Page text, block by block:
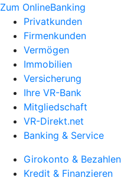
Zum OnlineBanking
Privatkunden
Firmenkunden
Vermögen
Immobilien
Versicherung
Ihre VR-Bank
Mitgliedschaft
VR-Direkt.net
Banking & Service
Girokonto & Bezahlen
Kredit & Finanzieren